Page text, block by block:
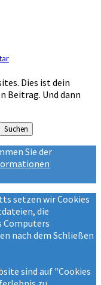
Dies ist dein
Beitrag. Und dann
Suchen
Sie der
setzen wir Cookies
die
Computers
nach dem Schließen
sind auf "Cookies